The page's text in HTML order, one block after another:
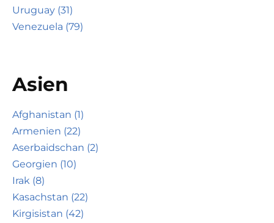
Uruguay (31)
Venezuela (79)
Asien
Afghanistan (1)
Armenien (22)
Aserbaidschan (2)
Georgien (10)
Irak (8)
Kasachstan (22)
Kirgisistan (42)